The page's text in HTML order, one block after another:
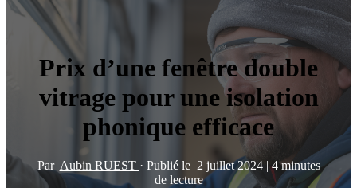
Prix d’une fenêtre double
vitrage pour une isolation
phonique efficace
Par Aubin RUEST · Publié le 2 juillet 2024 | 4 minutes
de lecture